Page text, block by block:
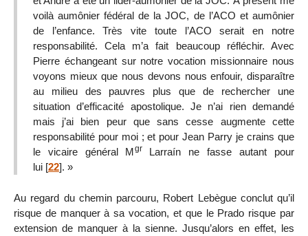
voilà aumônier fédéral de la JOC, de l’ACO et aumônier
de l’enfance. Très vite toute l’ACO serait en notre
responsabilité. Cela m’a fait beaucoup réfléchir. Avec
Pierre échangeant sur notre vocation missionnaire nous
voyons mieux que nous devons nous enfouir, disparaître
au milieu des pauvres plus que de rechercher une
situation d’efficacité apostolique. Je n’ai rien demandé
mais j’ai bien peur que sans cesse augmente cette
responsabilité pour moi ; et pour Jean Parry je crains que
le vicaire général Mgr
Larraín ne fasse autant pour
lui[22]. »
Au regard du chemin parcouru, Robert Lebègue conclut qu’il
risque de manquer à sa vocation, et que le Prado risque par
extension de manquer à la sienne. Jusqu’alors en effet, les